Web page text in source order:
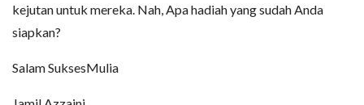
kejutan untuk mereka. Nah, Apa hadiah yang sudah Anda
siapkan?
Salam SuksesMulia